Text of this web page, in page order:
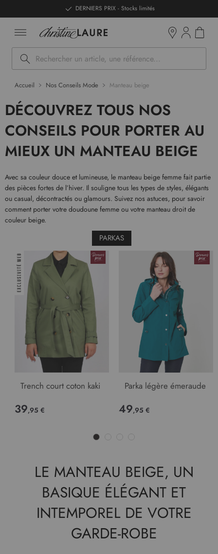
DERNIERS PRIX - Stocks limités
Rechercher
Accueil Nos Conseils Mode Manteau beige
DÉCOUVREZ TOUS NOS
CONSEILS POUR PORTER AU
MIEUX UN MANTEAU BEIGE
Avec sa couleur douce et lumineuse, le manteau beige femme fait partie
des pièces fortes de l’hiver. Il souligne tous les types de styles, élégants
ou casual, décontractés ou glamours. Suivez nos astuces, pour savoir
comment porter votre doudoune femme ou votre manteau droit de
couleur beige.
PARKAS
Trench court coton kaki
39,95 €
Parka légère émeraude
49,95 €
LE MANTEAU BEIGE, UN
BASIQUE ÉLÉGANT ET
INTEMPOREL DE VOTRE
GARDE-ROBE